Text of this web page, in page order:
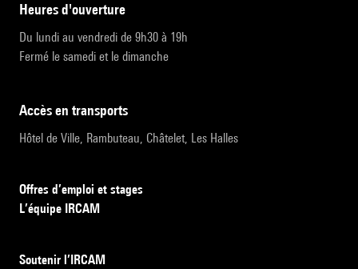
heures d'ouverture
Du lundi au vendredi de 9h30 à 19h
Fermé le samedi et le dimanche
accès en transports
Hôtel de Ville, Rambuteau, Châtelet, Les Halles
Offres d’emploi et stages
L’équipe IRCAM
Soutenir l’IRCAM